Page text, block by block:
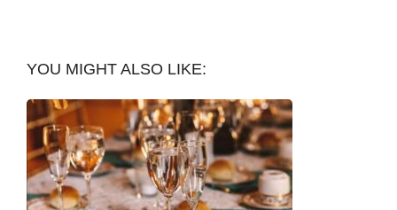
YOU MIGHT ALSO LIKE: